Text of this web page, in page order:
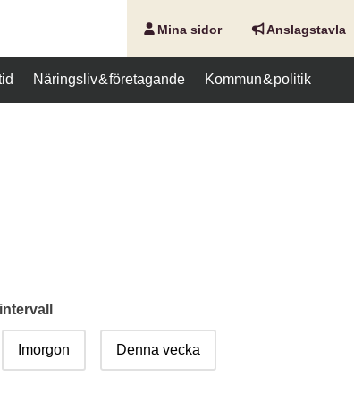
Mina sidor Anslags­tavla
Näringsliv & företagande Kommun & politik
Imorgon Denna vecka